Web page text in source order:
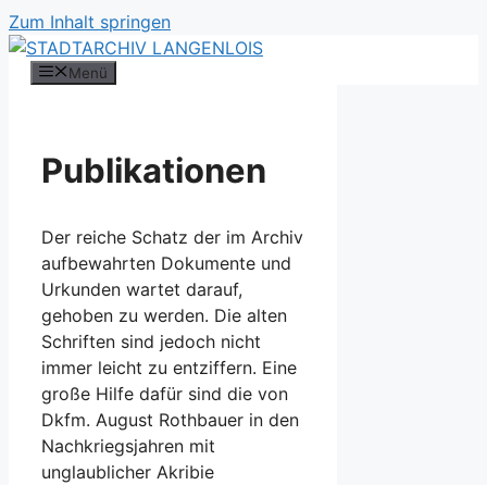
Zum Inhalt springen
Menü
Publikationen
Der reiche Schatz der im Archiv
aufbewahrten Dokumente und
Urkunden wartet darauf,
gehoben zu werden. Die alten
Schriften sind jedoch nicht
immer leicht zu entziffern. Eine
große Hilfe dafür sind die von
Dkfm. August Rothbauer in den
Nachkriegsjahren mit
unglaublicher Akribie